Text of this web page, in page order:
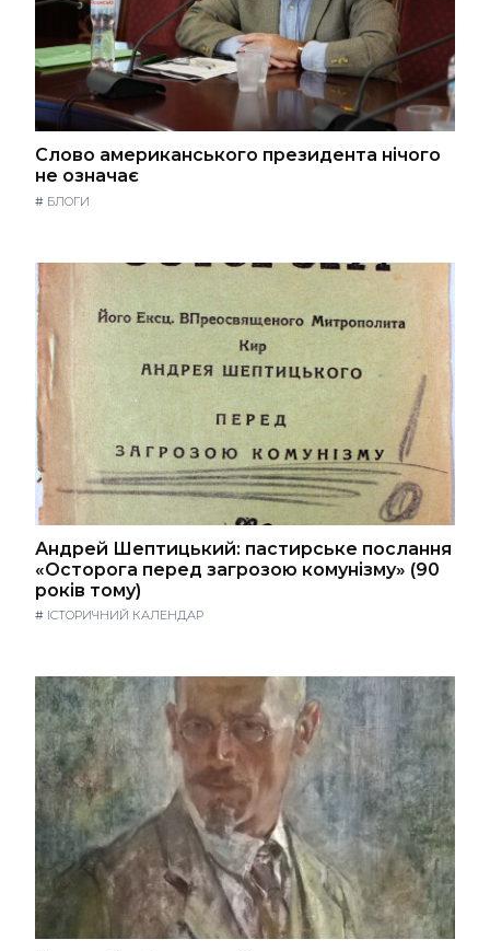
Слово американського президента нічого
не означає
# БЛОГИ
Андрей Шептицький: пастирське послання
«Осторога перед загрозою комунізму» (90
років тому)
# ІСТОРИЧНИЙ КАЛЕНДАР